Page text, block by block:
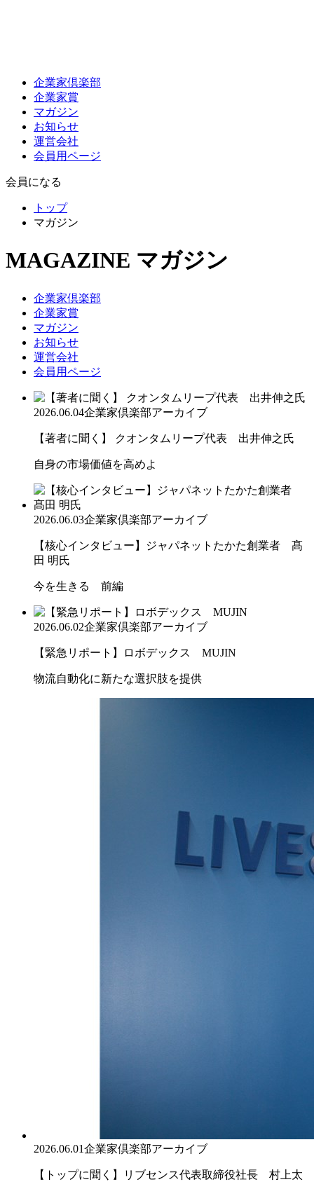
企業家倶楽部
企業家賞
マガジン
お知らせ
運営会社
会員用ページ
会員になる
トップ
マガジン
MAGAZINE マガジン
企業家倶楽部
企業家賞
マガジン
お知らせ
運営会社
会員用ページ
2026.06.04企業家倶楽部アーカイブ
【著者に聞く】 クオンタムリープ代表 出井伸之氏
自身の市場価値を高めよ
2026.06.03企業家倶楽部アーカイブ
【核心インタビュー】ジャパネットたかた創業者 髙
田 明氏
今を生きる 前編
2026.06.02企業家倶楽部アーカイブ
【緊急リポート】ロボデックス MUJIN
物流自動化に新たな選択肢を提供
2026.06.01企業家倶楽部アーカイブ
【トップに聞く】リブセンス代表取締役社長 村上太